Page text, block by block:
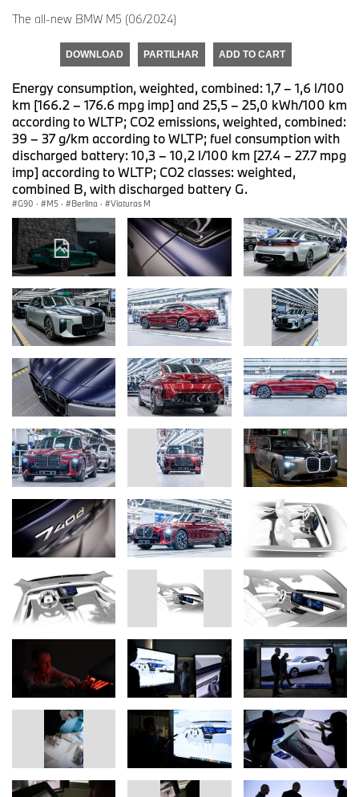
The all-new BMW M5 (06/2024)
DOWNLOAD PARTILHAR ADD TO CART
Energy consumption, weighted, combined: 1,7 – 1,6 l/100
km [166.2 – 176.6 mpg imp] and 25,5 – 25,0 kWh/100 km
according to WLTP; CO2 emissions, weighted, combined:
39 – 37 g/km according to WLTP; fuel consumption with
discharged battery: 10,3 – 10,2 l/100 km [27.4 – 27.7 mpg
imp] according to WLTP; CO2 classes: weighted,
combined B, with discharged battery G.
G90 · M5 · Berlina · Viaturas M